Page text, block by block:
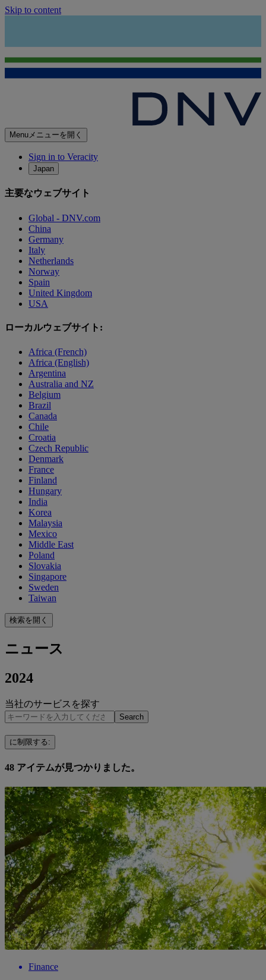
Skip to content
Menuメニューを開く
Sign in to Veracity
Japan
主要なウェブサイト
Global - DNV.com
China
Germany
Italy
Netherlands
Norway
Spain
United Kingdom
USA
ローカルウェブサイト:
Africa (French)
Africa (English)
Argentina
Australia and NZ
Belgium
Brazil
Canada
Chile
Croatia
Czech Republic
Denmark
France
Finland
Hungary
India
Korea
Malaysia
Mexico
Middle East
Poland
Slovakia
Singapore
Sweden
Taiwan
検索を開く
ニュース
2024
当社のサービスを探す
Search
に制限する:
48 アイテムが見つかりました。
Finance